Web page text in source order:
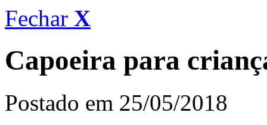
Fechar X
Capoeira para
Postado em 25/05/2018